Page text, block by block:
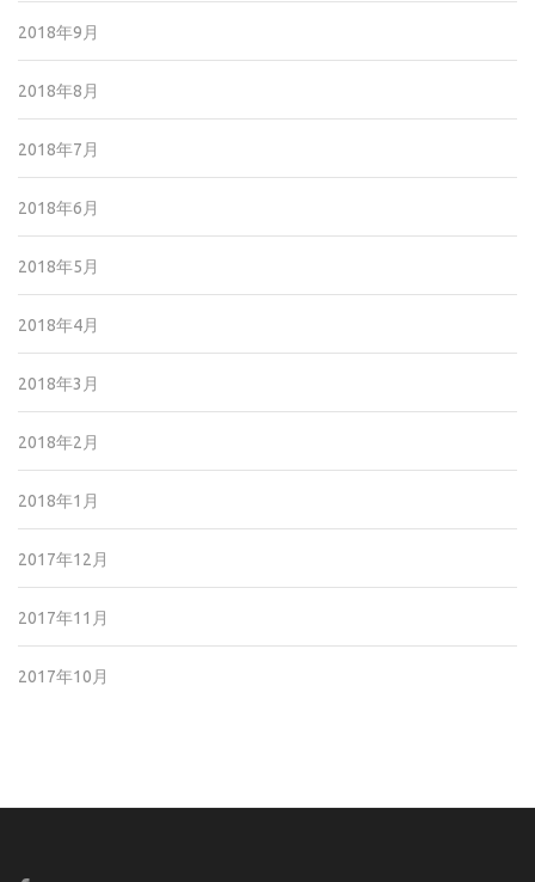
2018年9月
2018年8月
2018年7月
2018年6月
2018年5月
2018年4月
2018年3月
2018年2月
2018年1月
2017年12月
2017年11月
2017年10月